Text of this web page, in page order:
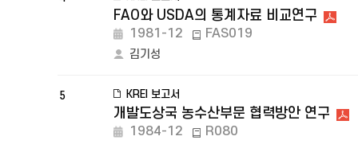
FAO와 USDA의 통계자료 비교연구
1981-12 FAS019
김기성
5 KREI 보고서
개발도상국 농수산부문 협력방안 연구
1984-12 R080